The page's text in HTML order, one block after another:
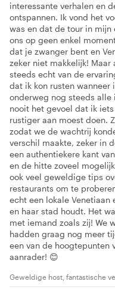
interessante verhalen en
ontspannen. Ik vond het
was en dat de tour in
ons op geen enkel
dat je zwanger bent en
zeker niet makkelijk!
steeds echt van de
dat ik kon rusten
onderweg nog steeds alle
nooit het gevoel dat ik
rustiger aan moest doen.
zodat we de wachtrij
verschil maakte, zeker in
een authentiekere kant
en de hitte zoveel
ook veel geweldige tips
restaurants om te
echt een lokale Venetiaan
en haar stad houdt. Het
met iemand zoals zij! We
hadden graag nog meer
een van de hoogtepunten
aanrader! 😊
Geweldige host, fantastische